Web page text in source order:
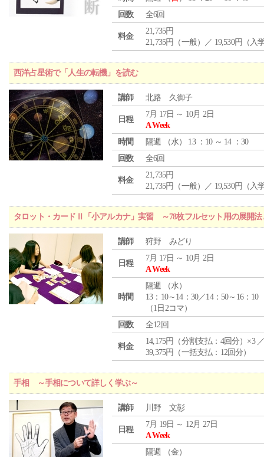
回数
全6回
料金
21,735円
21,735円（一般）／ 19,530円（入
西洋占星術で「人生の転機」を読む
講師 北路 久御子
日程
7月 17日 ～ 10月 2日
A Week
時間
隔週 （水） 13 ：10 ～ 14 ：30
回数
全6回
料金
21,735円
21,735円（一般）／ 19,530円（入
タロット・カードⅡ「小アルカナ」実習 ～78枚フルセット用の展開法
講師 狩野 みどり
日程
7月 17日 ～ 10月 2日
A Week
時間
隔週 （水）
13：10～14：30／14：50～16：10
（1日2コマ）
回数
全12回
料金
14,175円（分割支払：4回分）×3
39,375円（一括支払：12回分）
手相 ～手相について詳しく学ぶ～
講師 川野 文彰
日程
7月 19日 ～ 12月 27日
A Week
隔週 （金）